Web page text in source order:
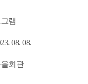
램
08. 08.
회관